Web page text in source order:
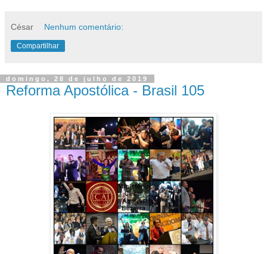
César Nenhum comentário:
Compartilhar
domingo, 28 de julho de 2019
Reforma Apostólica - Brasil 105